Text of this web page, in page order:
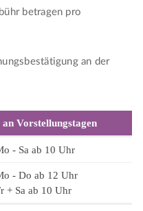
betragen pro
an der
Vorstellungstagen
- Sa ab 10 Uhr
- Do ab 12 Uhr
+ Sa ab 10 Uhr